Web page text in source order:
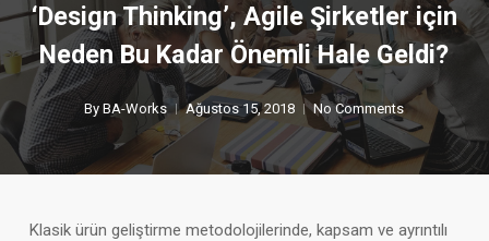
‘Design Thinking’, Agile Şirketler için
Neden Bu Kadar Önemli Hale Geldi?
By BA-Works Ağustos 15, 2018 No Comments
Klasik ürün geliştirme metodolojilerinde, kapsam ve ayrıntılı